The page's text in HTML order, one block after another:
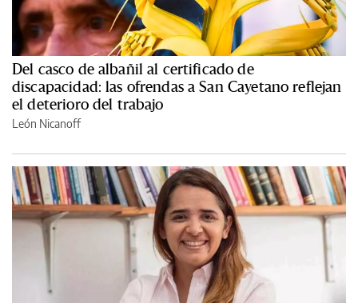
Del casco de albañil al certificado de
discapacidad: las ofrendas a San Cayetano reflejan
el deterioro del trabajo
León Nicanoff